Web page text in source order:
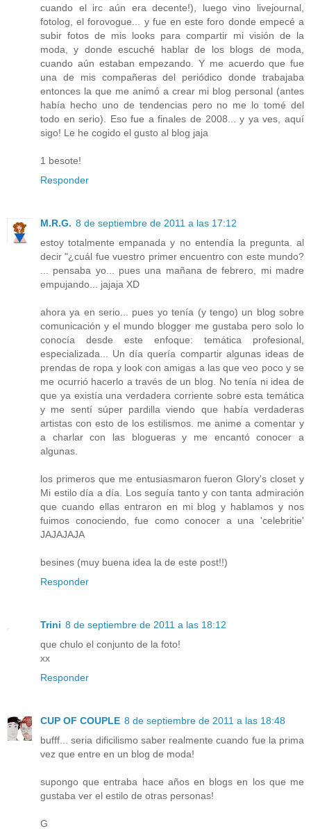
cuando el irc aún era decente!), luego vino livejournal,
fotolog, el forovogue... y fue en este foro donde empecé a
subir fotos de mis looks para compartir mi visión de la
moda, y donde escuché hablar de los blogs de moda,
cuando aún estaban empezando. Y me acuerdo que fue
una de mis compañeras del periódico donde trabajaba
entonces la que me animó a crear mi blog personal (antes
había hecho uno de tendencias pero no me lo tomé del
todo en serio). Eso fue a finales de 2008... y ya ves, aquí
sigo! Le he cogido el gusto al blog jaja
1 besote!
Responder
M.R.G. 8 de septiembre de 2011 a las 17:12
estoy totalmente empanada y no entendía la pregunta. al
decir "¿cuál fue vuestro primer encuentro con este mundo?
... pensaba yo... pues una mañana de febrero, mi madre
empujando... jajaja XD
ahora ya en serio... pues yo tenía (y tengo) un blog sobre
comunicación y el mundo blogger me gustaba pero solo lo
conocía desde este enfoque: temática profesional,
especializada... Un día quería compartir algunas ideas de
prendas de ropa y look con amigas a las que veo poco y se
me ocurrió hacerlo a través de un blog. No tenía ni idea de
que ya existía una verdadera corriente sobre esta temática
y me sentí súper pardilla viendo que había verdaderas
artistas con esto de los estilismos. me anime a comentar y
a charlar con las blogueras y me encantó conocer a
algunas.
los primeros que me entusiasmaron fueron Glory's closet y
Mi estilo día a día. Los seguía tanto y con tanta admiración
que cuando ellas entraron en mi blog y hablamos y nos
fuimos conociendo, fue como conocer a una 'celebritie'
JAJAJAJA
besines (muy buena idea la de este post!!)
Responder
Trini 8 de septiembre de 2011 a las 18:12
que chulo el conjunto de la foto!
xx
Responder
CUP OF COUPLE 8 de septiembre de 2011 a las 18:48
bufff... seria dificilismo saber realmente cuando fue la prima
vez que entre en un blog de moda!
supongo que entraba hace años en blogs en los que me
gustaba ver el estilo de otras personas!
G